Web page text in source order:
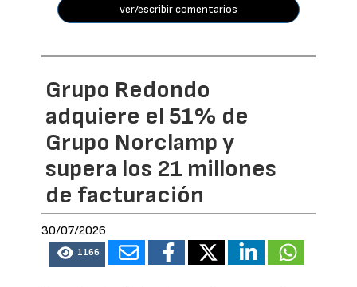
ver/escribir comentarios
Grupo Redondo
adquiere el 51% de
Grupo Norclamp y
supera los 21 millones
de facturación
30/07/2026
1166